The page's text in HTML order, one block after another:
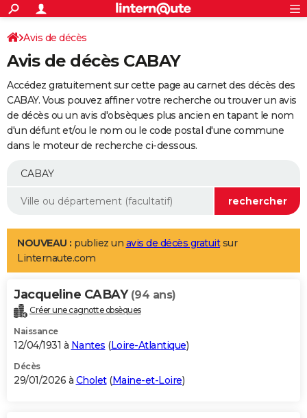
ACTUALITÉS
Politique
Société
Faits Divers
Education
Monde
Villes
+
SPORT
Coupe du monde 2026
Football
Tennis
Cyclisme
Rugby
Forum
Programme TV
TNT
Streaming
Cinéma
Sorties cinéma
Musique
+
FINANCE
Retraite
Impôts
Epargne
Immobilier
Risques naturels par ville
Banque
Assurance
Crédit
AUTO
Essais
Réserver un essai
Citadines
Berlines
SUV
Forum auto
+
Mobiles
Meilleur smartphone
Internet
Ordinateurs
Jeux vidéo
Guide high-tech
Aménagement intérieur
LIFESTYLE
Art de vivre
Bien-être
Loisirs
Mode
Modes de vie
Alimentation
Guide de la santé
Maladies
Médicaments
Sommeil
VOYAGE
Destinations
City break
Voyage nature
Voyage de noces
Forum
Climat
+PHOTO
GUIDES D'ACHAT
BONS PLANS
Avis de décès
Avis de décès CABAY
Accédez gratuitement sur cette page au carnet des décès des
CABAY. Vous pouvez affiner votre recherche ou trouver un avis
de décès ou un avis d'obsèques plus ancien en tapant le nom
d'un défunt et/ou le nom ou le code postal d'une commune
dans le moteur de recherche ci-dessous.
NOUVEAU : publiez un avis de décès gratuitsur
Linternaute.com
Jacqueline CABAY (94 ans)
Créer une cagnotte obsèques
Naissance
12/04/1931 à Nantes (Loire-Atlantique)
Décès
29/01/2026 à Cholet(Maine-et-Loire)